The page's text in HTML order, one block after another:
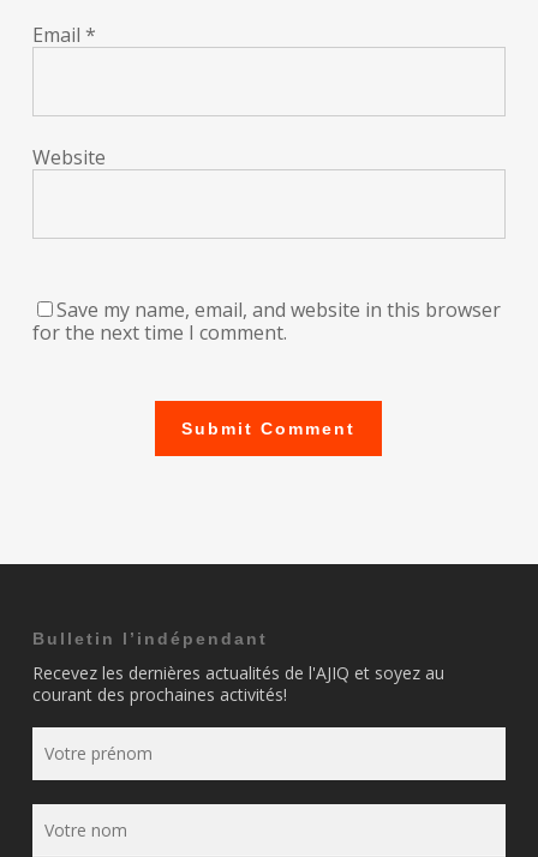
Email *
Website
Save my name, email, and website in this browser
for the next time I comment.
Bulletin l’indépendant
Recevez les dernières actualités de l'AJIQ et soyez au
courant des prochaines activités!